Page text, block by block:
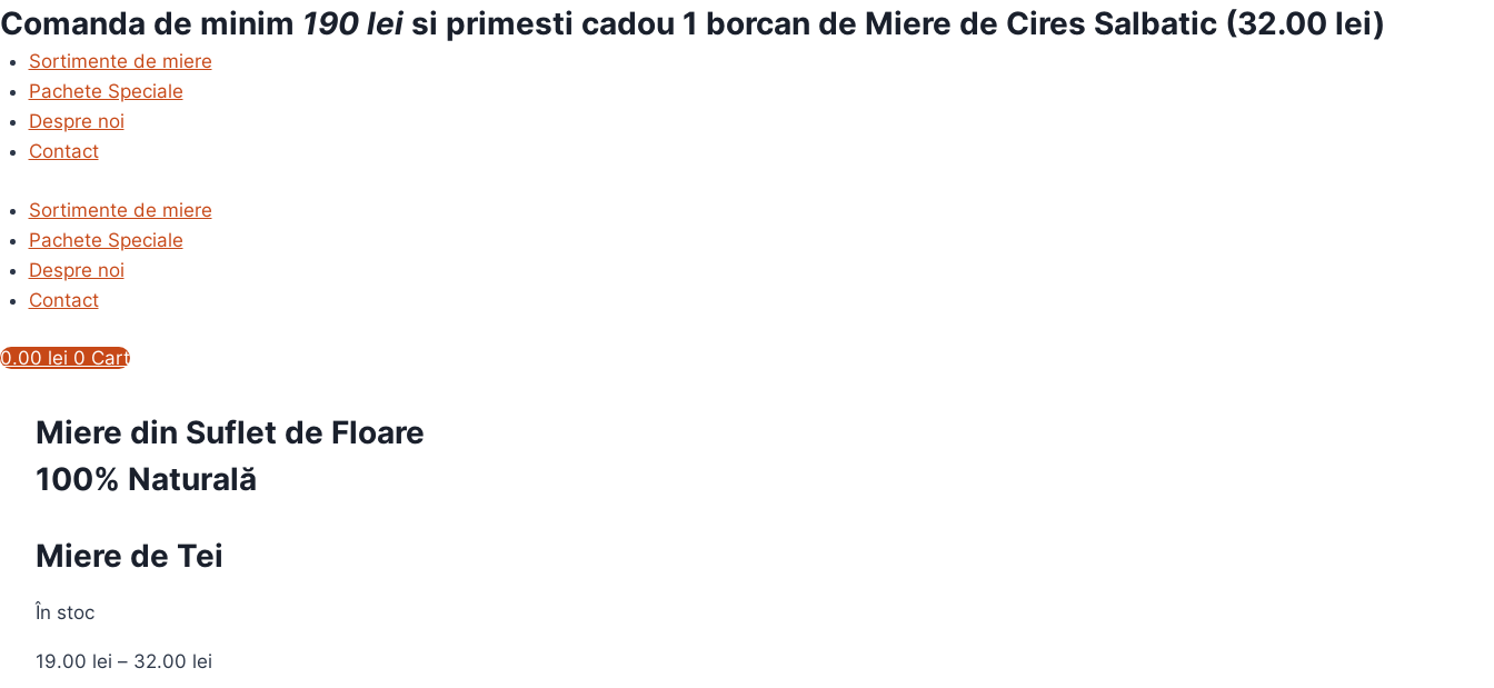
Skip
content
Comanda de minim 190 lei si primesti cadou 1 borcan de Miere de Cires Salbatic (32.00 lei)
Sortimente de miere
Pachete Speciale
Despre noi
Contact
Sortimente de miere
Pachete Speciale
Despre noi
Contact
0.00 lei 0 Cart
Miere din Suflet de Floare
100% Naturală
Miere de Tei
În stoc
19.00 lei – 32.00 lei